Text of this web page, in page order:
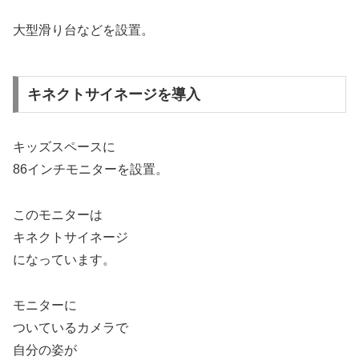
大型滑り台などを設置。
キネクトサイネージを導入
キッズスペースに
86インチモニターを設置。
このモニターは
キネクトサイネージ
になっています。
モニターに
ついているカメラで
自分の姿が